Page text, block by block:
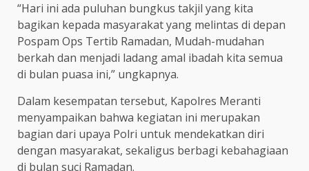
“Hari ini ada puluhan bungkus takjil yang kita
bagikan kepada masyarakat yang melintas di depan
Pospam Ops Tertib Ramadan, Mudah-mudahan
berkah dan menjadi ladang amal ibadah kita semua
di bulan puasa ini,” ungkapnya.
Dalam kesempatan tersebut, Kapolres Meranti
menyampaikan bahwa kegiatan ini merupakan
bagian dari upaya Polri untuk mendekatkan diri
dengan masyarakat, sekaligus berbagi kebahagiaan
di bulan suci Ramadan.